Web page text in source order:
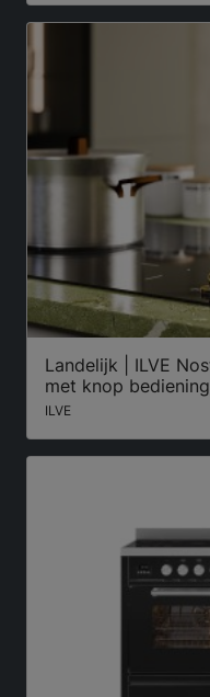
Landelijk | ILVE
met knop bediening
ILVE